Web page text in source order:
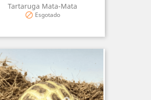
Tartaruga Mata-Mata
 Esgotado